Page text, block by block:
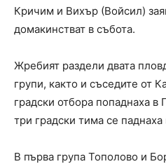
Кричим и Вихър (Войсил)
домакинстват в събота.
Жребият раздели двата
групи, както и съседите от
градски отбора попаднаха в
три градски тима се
В първа група Тополово и